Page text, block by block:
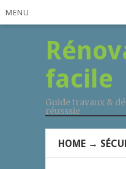
MENU
facile
Guide travaux &
réusssie
HOME →